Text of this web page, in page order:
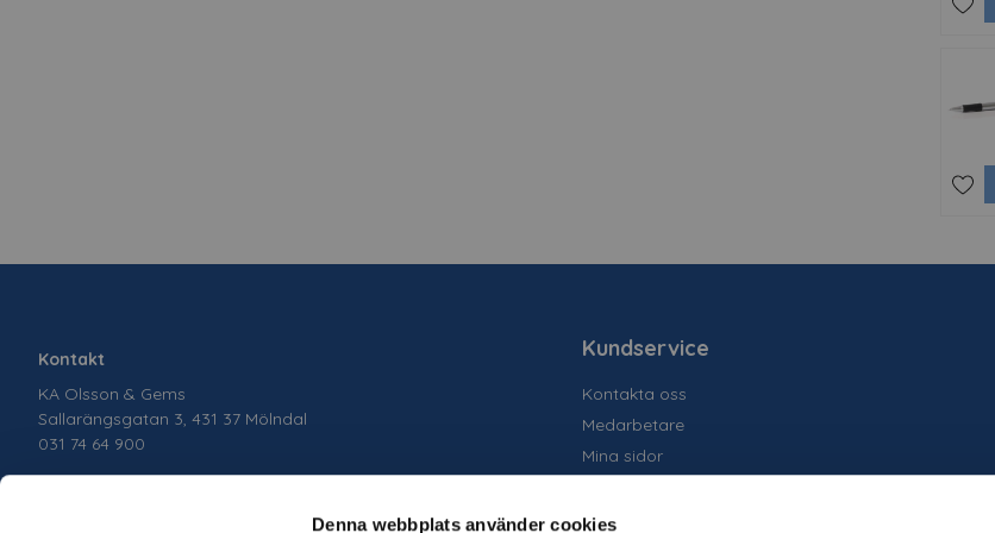
Denna webbplats använder cookies
Kontakt
KA Olsson & Gems
Sallarängsgatan 3, 431 37 Mölndal
031 74 64 900
Kundservice
Kontakta oss
Medarbetare
Mina sidor
Allmänna villkor